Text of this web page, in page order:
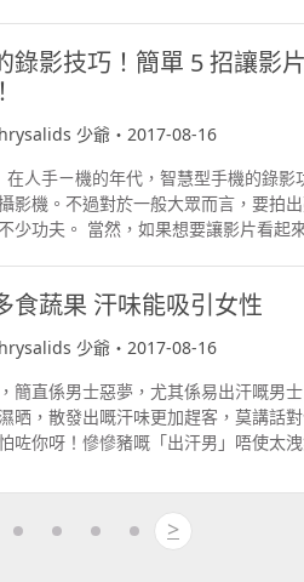
。 水, 飲水, 喝水, 健康飲品, 飲用水 此
些錯誤的概念： 1. 每日8杯水「8杯水
包括飲用水、湯、果汁及食物中的水分
會因應體質、年齡、氣候、地域等因素
養物質到身體不同部分，包括皮膚。脾
喝很多水都不夠而變成一種強迫性的
。因此保持脾胃的運作正常是最要
品, 飲用水 2. 使用電熱水瓶 一般我是
研究顯示，水在不斷的煮沸翻煲時，會
釋放有害物質。同時隔夜的水最好不要
生細菌。 水, 飲水, 喝水, 健康飲品, 飲
剛於這個問題我翻查了幾本的書籍及徵
答案是人體的pH值是在一個恆定的狀
些食物便能改變。 水, 飲水, 喝水, 健康
臟有足夠能力能維持身體的酸鹼平衡，
同類型的瓶裝水作研究。一般在pH值
水, 喝水, 健康飲品, 飲用水 這段學習茶
八分之茶遇水十分，茶亦十分；八分之
傷肉」。而久坐不動更容易傷脾，尤其
，如果坐著不動，或是躺著，長時間不
與下半身，以及屁股大腿等部位，產生
脾健胃 傳統中醫認為「久坐傷肉」
「久坐傷脾」，因為久坐缺乏運動，脾
化，如果運化不好，容易造成脾虛或
味，飯也吃不香，甚至「暗耗元氣」
動之外，「下跪減肥法」其實也是在
果，這是古人的養生方法之一。尤其
，促進消化與吸收，脾胃受刺激時，自
，達到減肥、消除贅肉的效果。 消脂養
能加強脾胃元氣，輕鬆省力是減重好
跑：加強脾胃元氣》 中醫師吳明珠指出
由腳趾頭在承受，腳趾頭得用力的抓
鬆，就刺激到五臟六腑的經絡，是一
從經絡上來看，脾經起於大拇指內側，
動，脾胃二經都得到刺激，能夠加強
起坐：加速血液循環》 仰臥起坐能刺激
液循環，對於生理病也有預防效果。（
錄影技巧！簡單 5 招讓影
少爺・2017-08-16
在人手ㄧ機的年代，智慧型手機的錄影
影機。不過對於一般大眾而言，要拍
少功夫。 當然，如果想要讓影片看起
跟各位分享五個用手機錄影的小技巧，
可以拍出精美的影片。 1）想拍得美？
／Phone Arena） 如果影片不使用橫
電腦或是電視上瀏覽時，影片兩側會
賞的品質，除非使用者本來就是要拍
力避免用直立的方式拍攝。 2）腳架超
吧！ （圖片來源／Phone Arena） 顯
），這時利用相機腳架來補助手機絕對
財力允許的話，還可以購買一個「三軸
食蔬果 汗味能吸引女性
少爺・2017-08-16
簡直係男士惡夢，尤其係易出汗嘅男
晒，散發出嘅汗味更加趕客，莫講話
咗你呀！慘慘豬嘅「出汗男」唔使太洩
蔔素，對汗味嘅味體更好，而女士對
當然，相反食更多碳水化合物例如多飯
難頂喇。不過我知大家實知易行難，尤
>